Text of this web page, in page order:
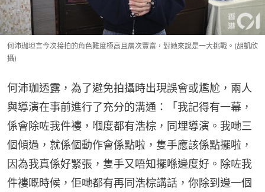
何沛珈坦言今次接拍的角色難度極高且層次豐富，對她來說是一大挑戰。(胡凱欣
攝)
何沛珈透露，為了避免拍攝時出現誤會或尷尬，兩人
與導演在事前進行了充分的溝通：「我記得有一幕，
係會除咗我件褸，嗰度都有浩棕，同埋導演。我哋三
個傾過，就係個動作會係點啦，隻手應該係點擺啦，
因為我真係好緊張，隻手又唔知擺喺邊度好。除咗我
件褸嘅時候，佢哋都有再同浩棕講話，你除到邊一個